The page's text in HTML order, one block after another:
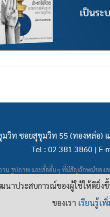
วิท ซอยสุขุมวิท 55 (ทองหล่อ)
Tel : 02 381 3860 | E-
าม รูปภาพ และสื่ออื่นๆ ที่มีสัญลักษณ์ของส
ยแพร่ภายใต้สัญญาอนุญาตครีเอทีฟคอม
นาประสบการณ์ของผู้ใช้ให้ดี
ของเรา เรียนรู้เ